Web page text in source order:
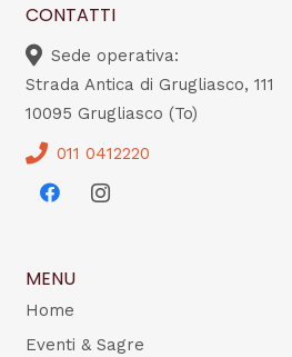
CONTATTI
Sede operativa:
Strada Antica di Grugliasco, 111
10095 Grugliasco (To)
011 0412220
MENU
Home
Eventi & Sagre